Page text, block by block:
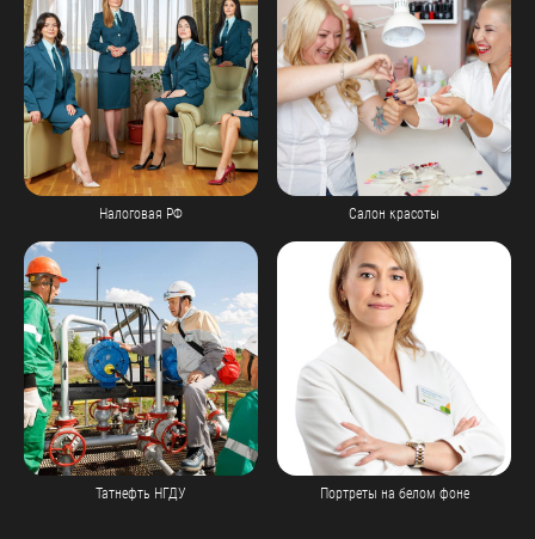
Налоговая РФ Салон красоты
Татнефть НГДУ Портреты на белом фоне